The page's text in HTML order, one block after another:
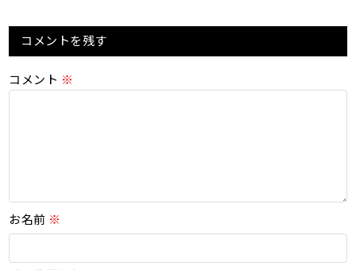
コメントを残す
コメント ※
お名前 ※